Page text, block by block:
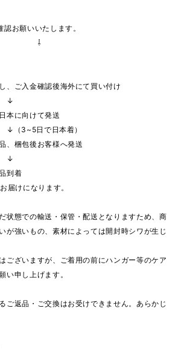
お願いいたします。
⇩
、ご入金確認後海外にて買い付け
本に向けて発送
日本着）
、梱包後お客様へ発送
届けになります。
状態での輸送・保管・配送となりますため、商
が強いもの、素材によっては開封時シワが生じ
ございますが、ご着用の前にハンガー等のケア
い申し上げます。
ご返品・ご交換はお受けできません。あらかじ